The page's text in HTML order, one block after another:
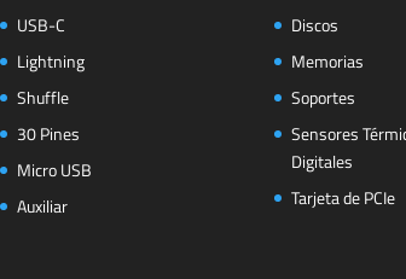
USB-C
Lightning
Shuffle
30 Pines
Micro USB
Auxiliar
Discos
Memorias
Soportes
Sensores
Digitales
Tarjeta de PCIe